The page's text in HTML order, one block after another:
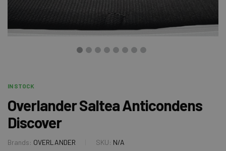
IN STOCK
Overlander Saltea Anticondens
Discover
Brands: OVERLANDER SKU: N/A